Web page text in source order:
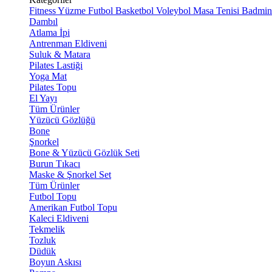
FitnessYüzme Futbol Basketbol Voleybol Masa Tenisi
Dambıl
Atlama İpi
Antrenman Eldiveni
Suluk & Matara
Pilates Lastiği
Yoga Mat
Pilates Topu
El Yayı
Tüm Ürünler
Yüzücü Gözlüğü
Bone
Şnorkel
Bone & Yüzücü Gözlük Seti
Burun Tıkacı
Maske & Şnorkel Set
Tüm Ürünler
Futbol Topu
Amerikan Futbol Topu
Kaleci Eldiveni
Tekmelik
Tozluk
Düdük
Boyun Askısı